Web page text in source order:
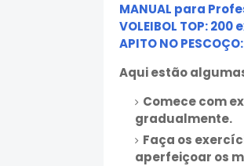
MANUAL para
VOLEIBOL TOP:
APITO NO
Aqui estão
Comece com
gradualmente.
Faça os
aperfeiçoar os